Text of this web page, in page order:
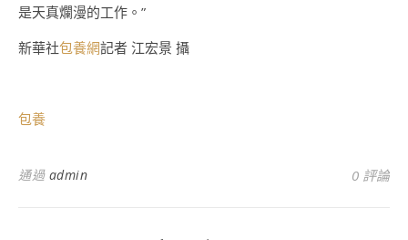
是天真爛漫的工作。”
新華社包養網記者 江宏景 攝
包養
通過 admin 0 評論